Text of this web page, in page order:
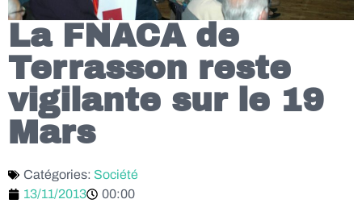
La FNACA de
Terrasson reste
vigilante sur le 19
Mars
Catégories: Société
13/11/2013
00:00